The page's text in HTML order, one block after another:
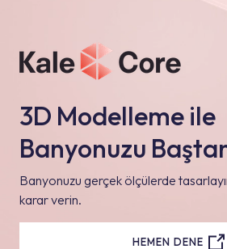
3D Modelleme ile
Banyonuzu
Banyonuzu gerçek ölçülerde
karar verin.
HEMEN DENE